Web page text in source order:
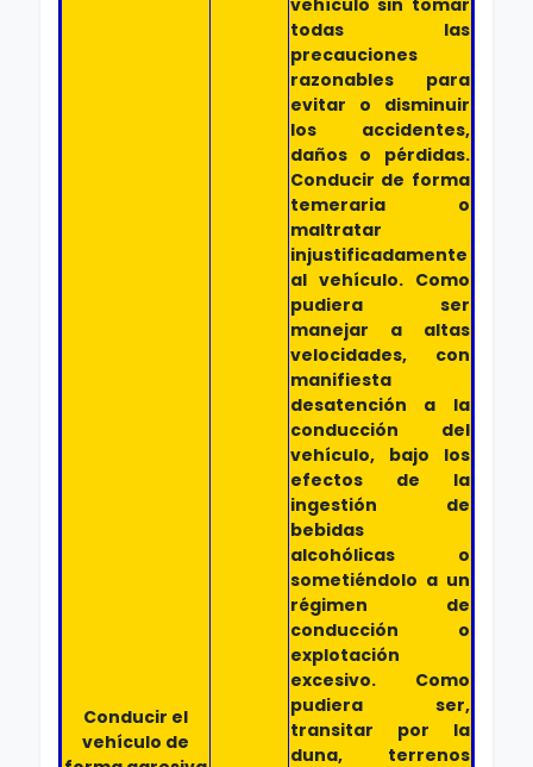
Conducir el
vehículo de
vehículo sin tomar
todas las
precauciones
razonables para
evitar o disminuir
los accidentes,
daños o pérdidas.
Conducir de forma
temeraria o
maltratar
injustificadamente
al vehículo. Como
pudiera ser
manejar a altas
velocidades, con
manifiesta
desatención a la
conducción del
vehículo, bajo los
efectos de la
ingestión de
bebidas
alcohólicas o
sometiéndolo a un
régimen de
conducción o
explotación
excesivo. Como
pudiera ser,
transitar por la
duna, terrenos